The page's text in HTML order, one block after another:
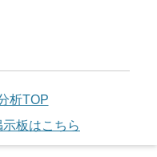
析TOP
板はこちら